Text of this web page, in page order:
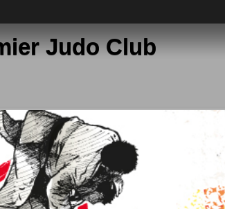
Judo Club